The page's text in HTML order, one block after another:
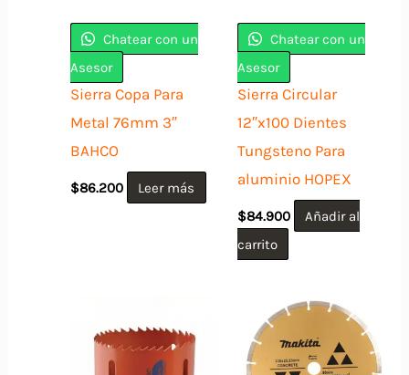
Chatear con un
Asesor
Sierra Copa Para
Metal 76mm 3″
BAHCO
$86.200 Leer más
Chatear con un
Asesor
Sierra Circular
12″x100 Dientes
Tungsteno Para
aluminio HOPEX
$84.900
Añadir al
carrito